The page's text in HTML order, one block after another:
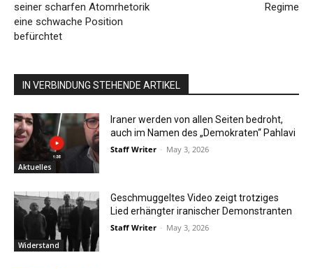
seiner scharfen Atomrhetorik
eine schwache Position
befürchtet
Regime
IN VERBINDUNG STEHENDE ARTIKEL
Aktuelles
Iraner werden von allen Seiten bedroht,
auch im Namen des „Demokraten“ Pahlavi
Staff Writer - May 3, 2026
Widerstand
Geschmuggeltes Video zeigt trotziges
Lied erhängter iranischer Demonstranten
Staff Writer - May 3, 2026